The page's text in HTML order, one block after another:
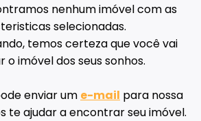
nenhum imóvel com as
selecionadas.
temos certeza que você vai
imóvel dos seus sonhos.
enviar um e-mail para nossa
te ajudar a encontrar seu imóvel.